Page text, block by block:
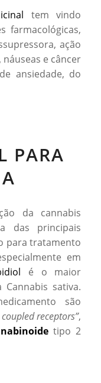
tem vindo
farmacológicas,
ação
e câncer
ansiedade, do
PARA
da cannabis
das principais
para tratamento
em
é o maior
sativa.
são
receptors”,
tipo 2